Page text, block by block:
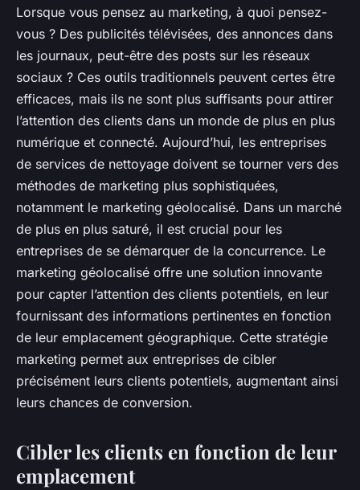
Comment les entreprises de
services de nettoyage
peuvent-elles tirer parti du
marketing géolocalisé?
Camille 18 octobre 2024•
Lorsque vous pensez au marketing, à quoi pensez-
vous ? Des publicités télévisées, des annonces dans
les journaux, peut-être des posts sur les réseaux
sociaux ? Ces outils traditionnels peuvent certes être
efficaces, mais ils ne sont plus suffisants pour attirer
l’attention des clients dans un monde de plus en plus
numérique et connecté. Aujourd’hui, les entreprises
de services de nettoyage doivent se tourner vers des
méthodes de marketing plus sophistiquées,
notamment le marketing géolocalisé. Dans un marché
de plus en plus saturé, il est crucial pour les
entreprises de se démarquer de la concurrence. Le
marketing géolocalisé offre une solution innovante
pour capter l’attention des clients potentiels, en leur
fournissant des informations pertinentes en fonction
de leur emplacement géographique. Cette stratégie
marketing permet aux entreprises de cibler
précisément leurs clients potentiels, augmentant ainsi
leurs chances de conversion.
Cibler les clients en fonction de leur
emplacement